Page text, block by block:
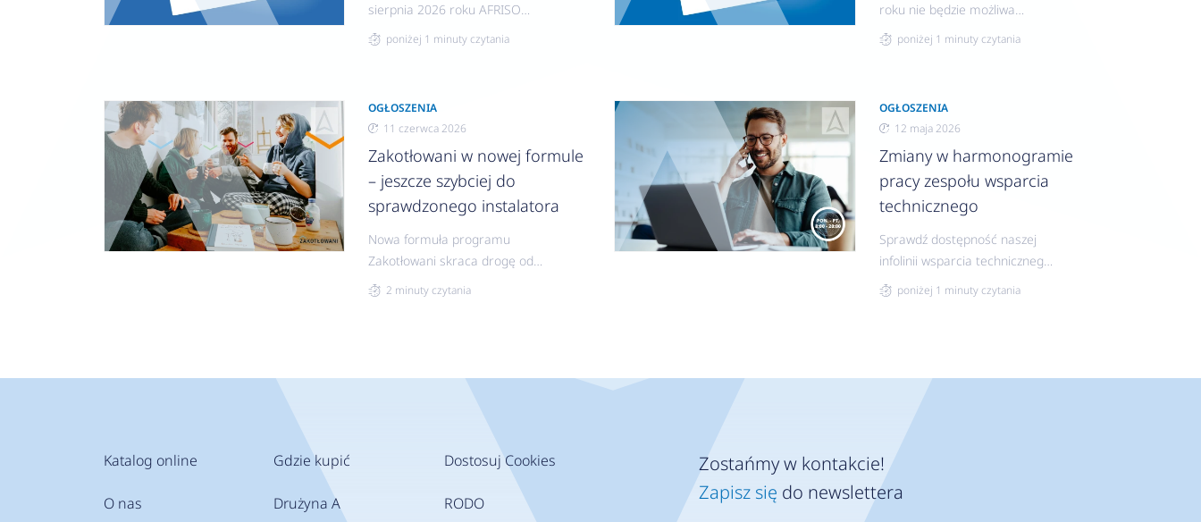
sierpnia 2026 roku AFRISO
będzie nieczynne.
poniżej 1 minuty czytania
roku nie będzie możliwa
realizacja zamówień w związku
poniżej 1 minuty czytania
OGŁOSZENIA
11 czerwca 2026
Zakotłowani w nowej formule
– jeszcze szybciej do
sprawdzonego instalatora
Nowa formuła programu
Zakotłowani skraca drogę od
zgłoszenia do kontaktu z
2 minuty czytania
OGŁOSZENIA
12 maja 2026
Zmiany w harmonogramie
pracy zespołu wsparcia
technicznego
Sprawdź dostępność naszej
infolinii wsparcia technicznego
poza sezonem grzewczym.
poniżej 1 minuty czytania
Katalog online
O nas
Gdzie kupić
Drużyna A
Dostosuj Cookies
RODO
Zostańmy w kontakcie!
Zapisz się do newslettera